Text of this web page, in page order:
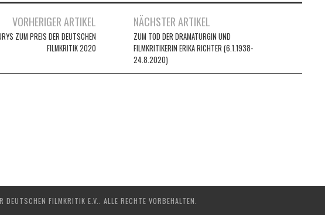
VORHERIGER ARTIKEL
ZUM PREIS DER DEUTSCHEN
FILMKRITIK 2020
NÄCHSTER ARTIKEL
ZUM TOD DER DRAMATURGIN UND
FILMKRITIKERIN ERIKA RICHTER (6.1.1938-
24.8.2020)
FILMKRITIK E.V.. ALLE RECHTE VORBEHALTEN.